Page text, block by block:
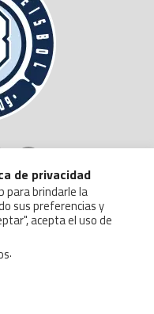
de privacidad
para brindarle la
sus preferencias y
acepta el uso de
.